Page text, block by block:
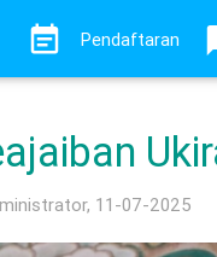
Pendaftaran
11-07-2025